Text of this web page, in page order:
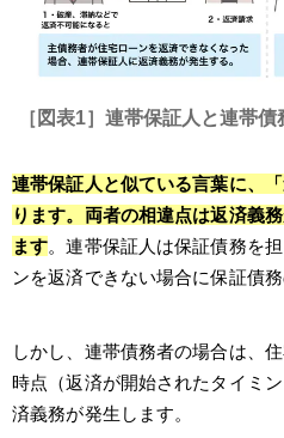
［図表1］連帯保証人と連帯
連帯保証人と似ている言葉に、
ります。両者の相違点は返済義
ます。連帯保証人は保証債務を
ンを返済できない場合に保証債
しかし、連帯債務者の場合は、
時点（返済が開始されたタイミ
済義務が発生します。